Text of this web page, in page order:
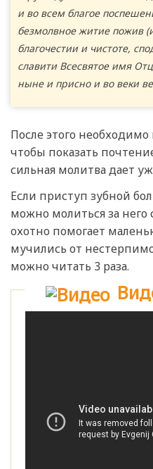
и во всем благое
безмолвное житие пожив
благочестии и чистоте,
славити Всесвятое имя
ныне и присно и во веки
После этого необходимо
чтобы показать
сильная молитва дает
Если приступ зубной
можно молиться за
охотно помогает
мучились от
можно читать 3 раза.